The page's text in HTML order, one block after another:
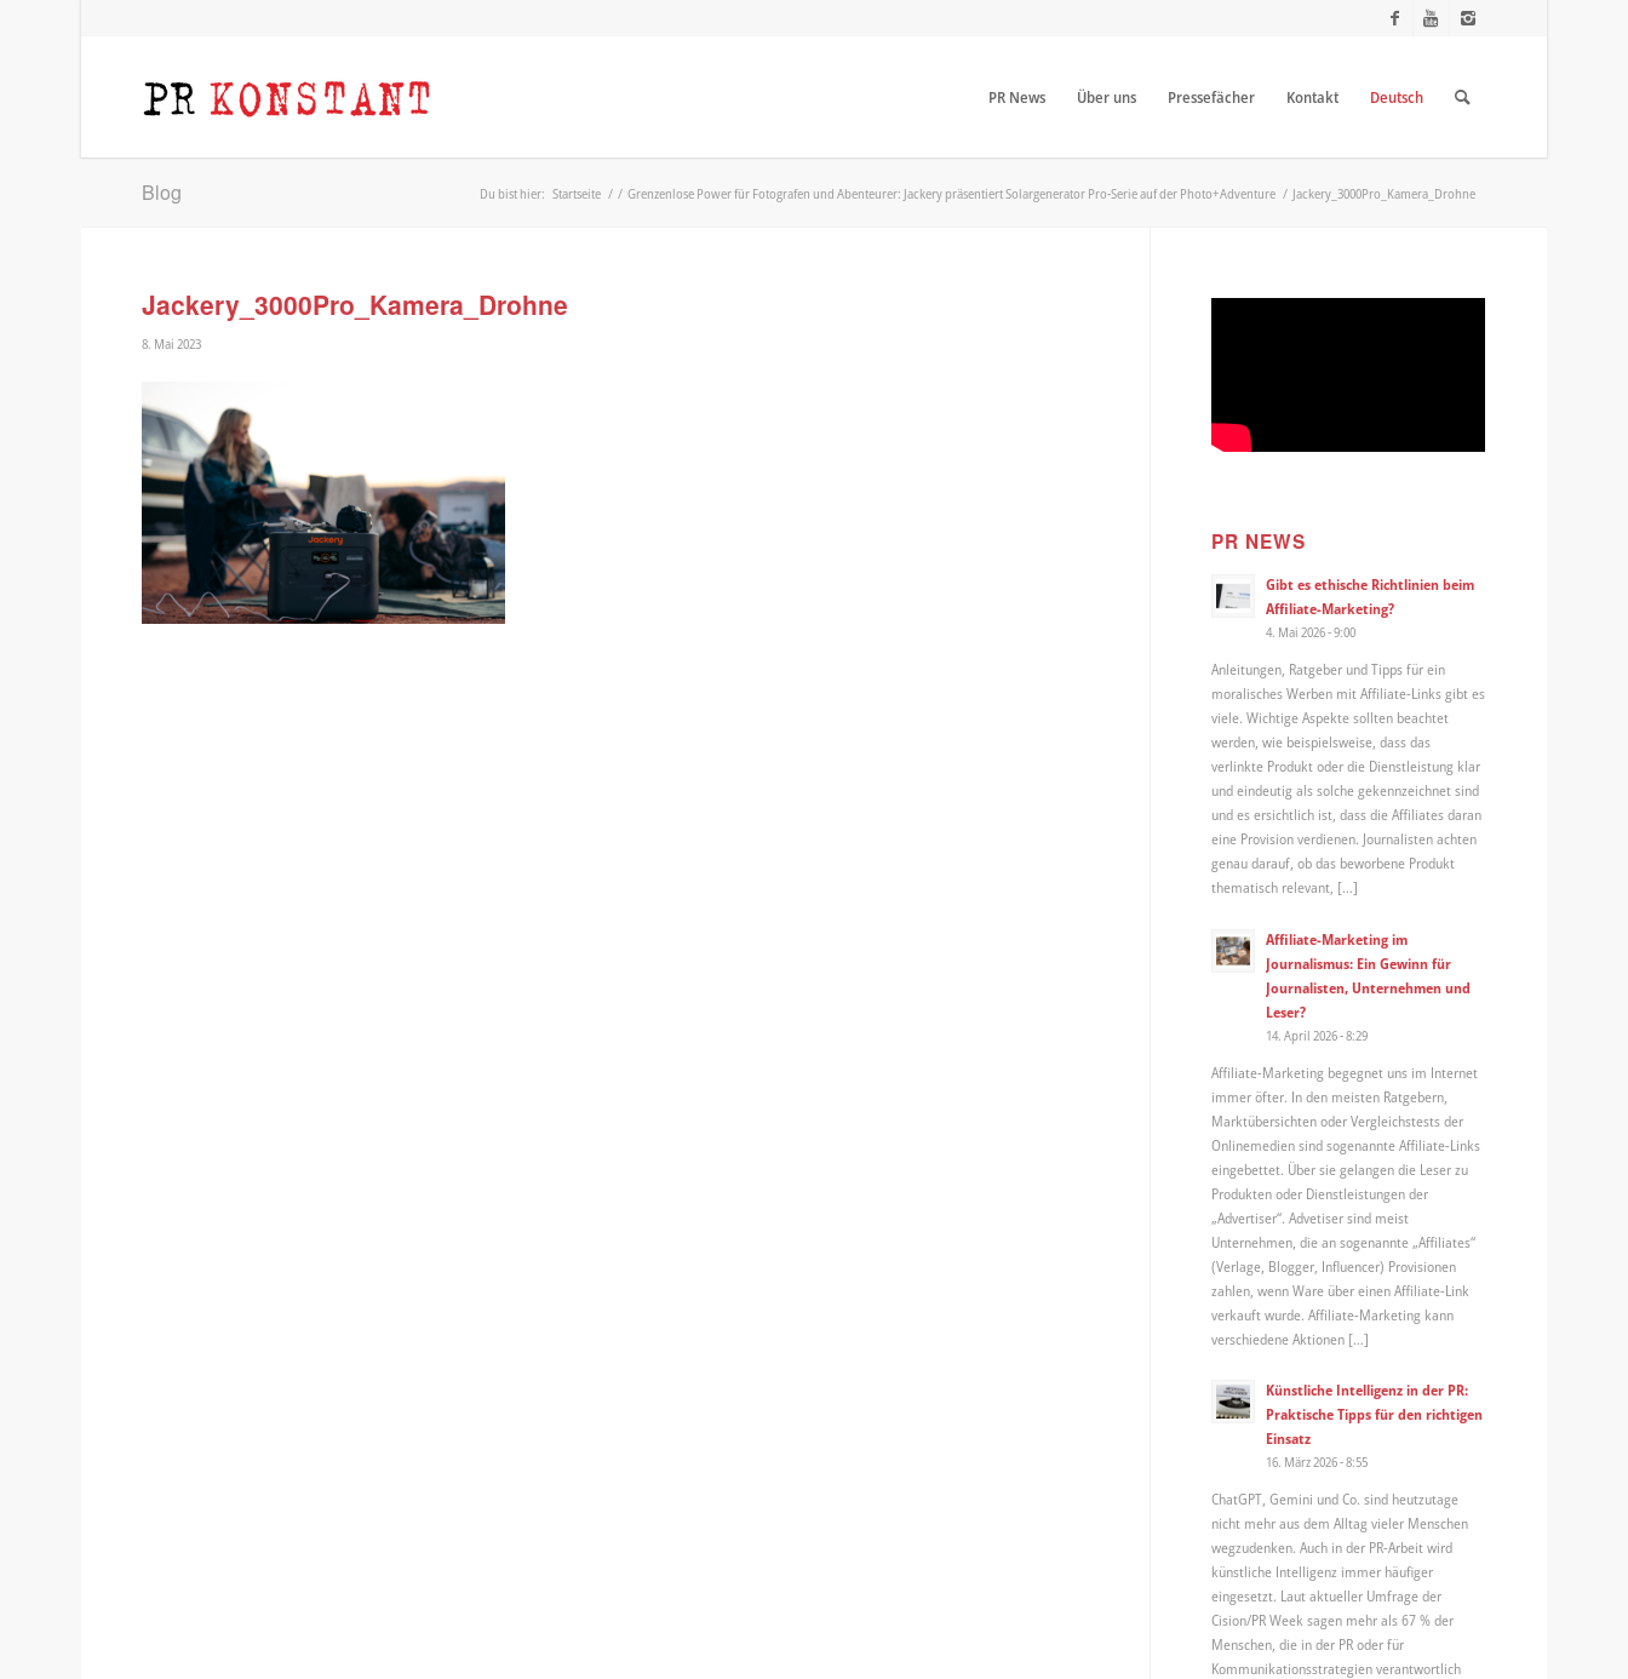
PR News Über uns Pressefächer Kontakt Deutsch
Blog Du bist hier: Startseite / / Grenzenlose Power für Fotografen und Abenteurer: Jackery präsentiert Solargenerator Pro-Serie auf der Photo+Adventure / Jackery_3000Pro_Kamera_Drohne
Jackery_3000Pro_Kamera_Drohne
8. Mai 2023
PR NEWS
Gibt es ethische Richtlinien beim
Affiliate-Marketing?
4. Mai 2026 - 9:00
Anleitungen, Ratgeber und Tipps für ein
moralisches Werben mit Affiliate-Links gibt es
viele. Wichtige Aspekte sollten beachtet
werden, wie beispielsweise, dass das
verlinkte Produkt oder die Dienstleistung klar
und eindeutig als solche gekennzeichnet sind
und es ersichtlich ist, dass die Affiliates daran
eine Provision verdienen. Journalisten achten
genau darauf, ob das beworbene Produkt
thematisch relevant, […]
Affiliate-Marketing im
Journalismus: Ein Gewinn für
Journalisten, Unternehmen und
Leser?
14. April 2026 - 8:29
Affiliate-Marketing begegnet uns im Internet
immer öfter. In den meisten Ratgebern,
Marktübersichten oder Vergleichstests der
Onlinemedien sind sogenannte Affiliate-Links
eingebettet. Über sie gelangen die Leser zu
Produkten oder Dienstleistungen der
„Advertiser“. Advetiser sind meist
Unternehmen, die an sogenannte „Affiliates“
(Verlage, Blogger, Influencer) Provisionen
zahlen, wenn Ware über einen Affiliate-Link
verkauft wurde. Affiliate-Marketing kann
verschiedene Aktionen […]
Künstliche Intelligenz in der PR:
Praktische Tipps für den richtigen
Einsatz
16. März 2026 - 8:55
ChatGPT, Gemini und Co. sind heutzutage
nicht mehr aus dem Alltag vieler Menschen
wegzudenken. Auch in der PR-Arbeit wird
künstliche Intelligenz immer häufiger
eingesetzt. Laut aktueller Umfrage der
Cision/PR Week sagen mehr als 67 % der
Menschen, die in der PR oder für
Kommunikationsstrategien verantwortlich